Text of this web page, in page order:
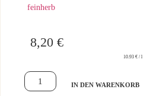
feinherb
8,20 €
10.93 € / l
IN DEN WARENKORB